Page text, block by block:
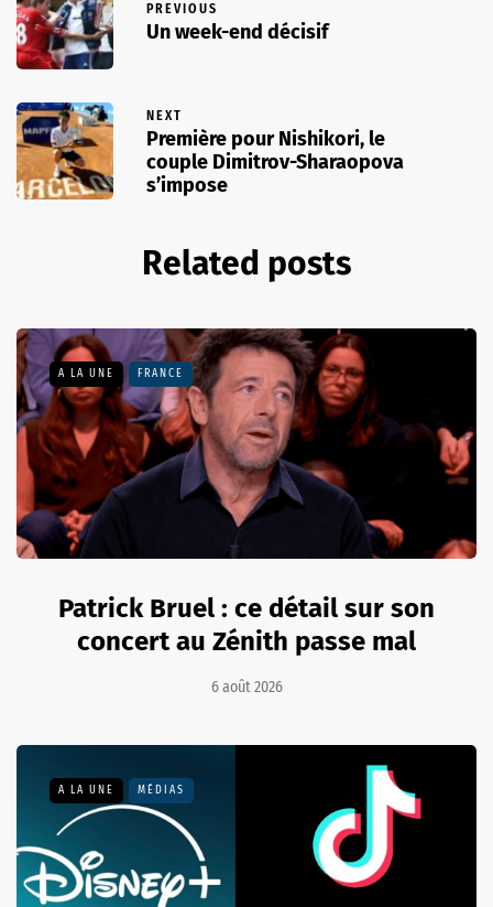
PREVIOUS
Un week-end décisif
NEXT
Première pour Nishikori, le
couple Dimitrov-Sharaopova
s’impose
Related posts
A LA UNE FRANCE
Patrick Bruel : ce détail sur son
concert au Zénith passe mal
6 août 2026
A LA UNE MÉDIAS